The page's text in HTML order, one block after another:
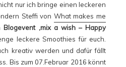
nur ich bringe einen leckeren
Steffi von What makes me
Blogevent ‚mix a wish – Happy
leckere Smoothies für euch.
kreativ werden und dafür fällt
Bis zum 07.Februar 2016 könnt